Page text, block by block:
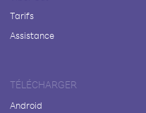
Tarifs
Assistance
TÉLÉCHARGER
Android